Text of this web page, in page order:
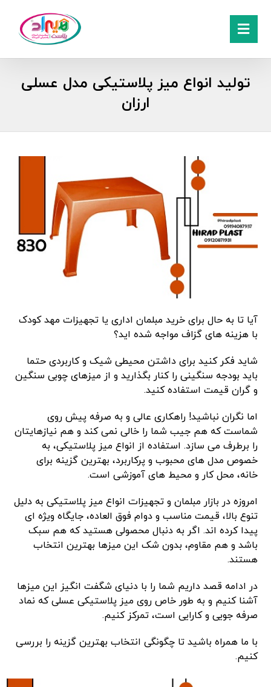
تولید انواع میز پلاستیکی مدل عسلی
ارزان
آیا تا به حال برای خرید مبلمان اداری یا تجهیزات مهد کودک
با هزینه ‌های گزاف مواجه شده ‌اید؟
شاید فکر کنید برای داشتن محیطی شیک و کاربردی حتما
باید بودجه سنگینی را کنار بگذارید و از میزهای چوبی سنگین
و گران ‌قیمت استفاده کنید.
اما نگران نباشید! راهکاری عالی و به‌ صرفه پیش روی
شماست که هم جیب شما را خالی نمی‌ کند و هم نیازهایتان
را برطرف می‌ سازد. استفاده از انواع میز پلاستیکی، به
خصوص مدل ‌های محبوب و پرکاربرد، بهترین گزینه برای
خانه، محل کار و محیط ‌های آموزشی است.
امروزه در بازار مبلمان و تجهیزات انواع میز پلاستیکی به دلیل
تنوع بالا، قیمت مناسب و دوام فوق ‌العاده، جایگاه ویژه ‌ای
پیدا کرده ‌اند. اگر به دنبال محصولی هستید که هم سبک
باشد و هم مقاوم، بدون شک این میزها بهترین انتخاب
هستند.
در ادامه قصد داریم شما را با دنیای شگفت‌ انگیز این میزها
آشنا کنیم و به طور خاص روی میز پلاستیکی عسلی که نماد
صرفه ‌جویی و کارایی است، تمرکز کنیم.
با ما همراه باشید تا چگونگی انتخاب بهترین گزینه را بررسی
کنیم.